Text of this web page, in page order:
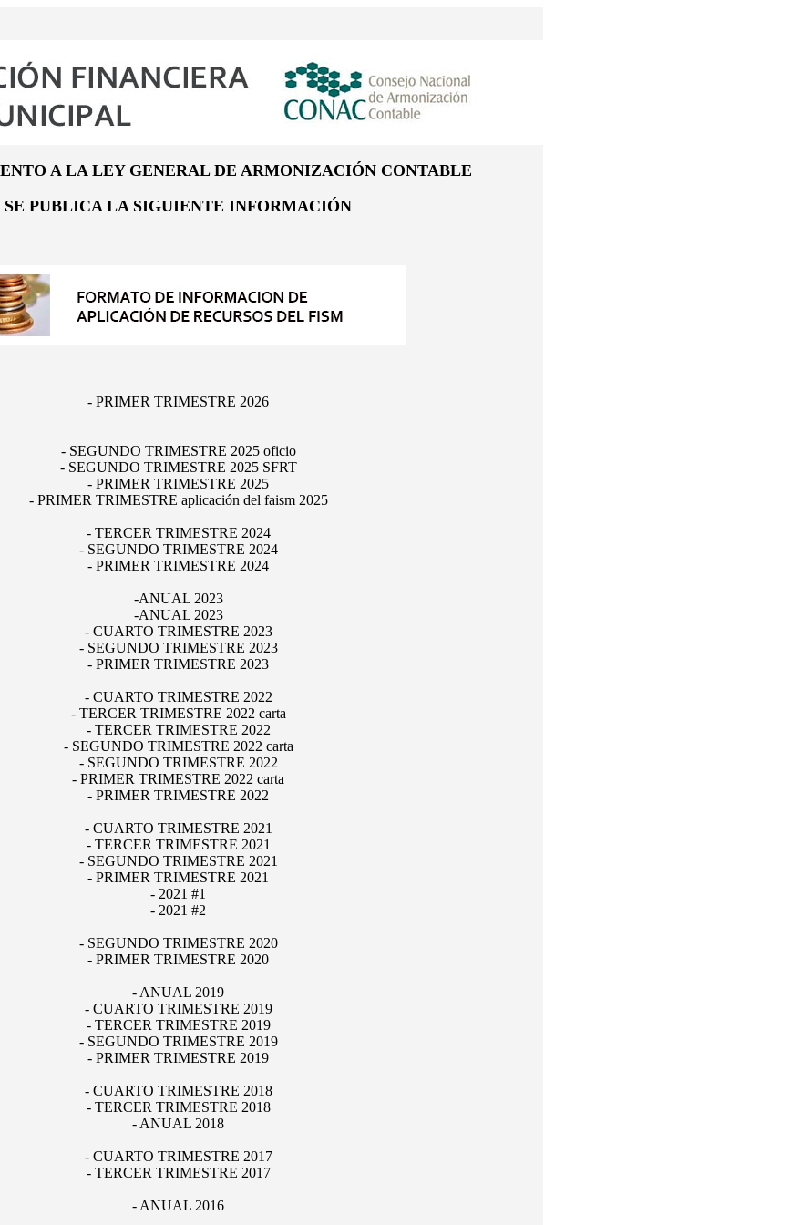
A LA LEY GENERAL DE ARMONIZACIÓN CONTABLE
SE PUBLICA LA SIGUIENTE INFORMACIÓN
- PRIMER TRIMESTRE 2026
- SEGUNDO TRIMESTRE 2025 oficio
- SEGUNDO TRIMESTRE 2025 SFRT
- PRIMER TRIMESTRE 2025
- PRIMER TRIMESTRE aplicación del faism 2025
- TERCER TRIMESTRE 2024
- SEGUNDO TRIMESTRE 2024
- PRIMER TRIMESTRE 2024
-ANUAL 2023
-ANUAL 2023
- CUARTO TRIMESTRE 2023
- SEGUNDO TRIMESTRE 2023
- PRIMER TRIMESTRE 2023
- CUARTO TRIMESTRE 2022
- TERCER TRIMESTRE 2022 carta
- TERCER TRIMESTRE 2022
- SEGUNDO TRIMESTRE 2022 carta
- SEGUNDO TRIMESTRE 2022
- PRIMER TRIMESTRE 2022 carta
- PRIMER TRIMESTRE 2022
- CUARTO TRIMESTRE 2021
- TERCER TRIMESTRE 2021
- SEGUNDO TRIMESTRE 2021
- PRIMER TRIMESTRE 2021
- 2021 #1
- 2021 #2
- SEGUNDO TRIMESTRE 2020
- PRIMER TRIMESTRE 2020
- ANUAL 2019
- CUARTO TRIMESTRE 2019
- TERCER TRIMESTRE 2019
- SEGUNDO TRIMESTRE 2019
- PRIMER TRIMESTRE 2019
- CUARTO TRIMESTRE 2018
- TERCER TRIMESTRE 2018
- ANUAL 2018
- CUARTO TRIMESTRE 2017
- TERCER TRIMESTRE 2017
- ANUAL 2016